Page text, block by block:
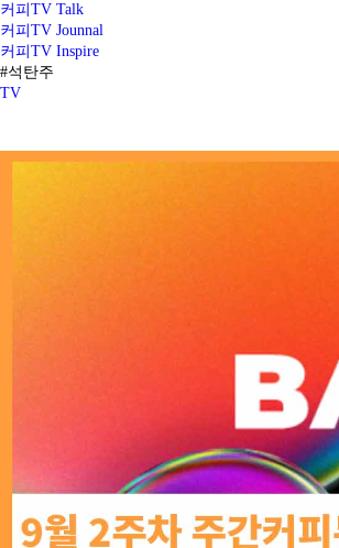
커피TV Talk
커피TV Jounnal
커피TV Inspire
#석탄주
TV